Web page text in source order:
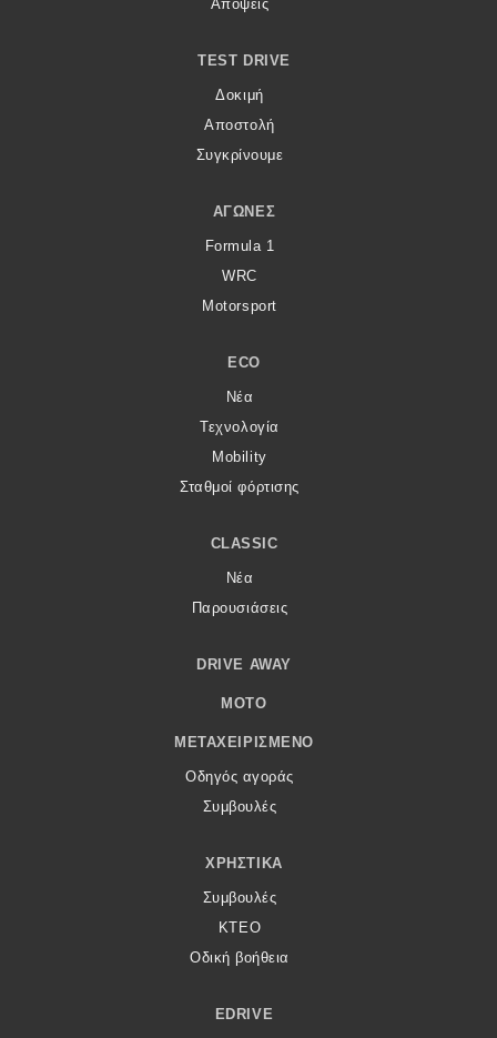
Απόψεις
TEST DRIVE
Δοκιμή
Αποστολή
Συγκρίνουμε
ΑΓΏΝΕΣ
Formula 1
WRC
Motorsport
ECO
Νέα
Τεχνολογία
Mobility
Σταθμοί φόρτισης
CLASSIC
Νέα
Παρουσιάσεις
DRIVE AWAY
MOTO
ΜΕΤΑΧΕΙΡΙΣΜΈΝΟ
Οδηγός αγοράς
Συμβουλές
ΧΡΗΣΤΙΚΆ
Συμβουλές
ΚΤΕΟ
Οδική βοήθεια
EDRIVE